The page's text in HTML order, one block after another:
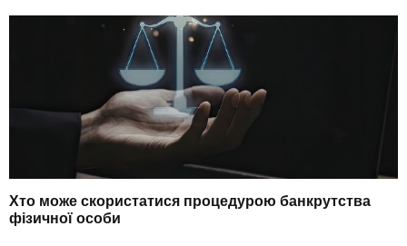
Хто може скористатися процедурою банкрутства
фізичної особи